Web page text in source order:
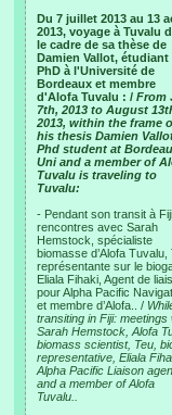
Du 7 juillet 2013 au 13
2013, voyage à Tuvalu
le cadre de sa thèse de
Damien Vallot, étudiant
PhD à l'Université de
Bordeaux et membre
d'Alofa Tuvalu : / From
7th, 2013 to August
2013, within the frame
his thesis Damien
Phd student at
Uni and a member of
Tuvalu is traveling to
Tuvalu:
- Pendant son transit à
rencontres avec Sarah
Hemstock, spécialiste
biomasse d’Alofa Tuvalu,
représentante sur le
Eliala Fihaki, Agent de
pour Alpha Pacific
et membre d’Alofa.. /
transiting in Fiji: meetings
Sarah Hemstock, Alofa
biomass scientist, Teu,
representative, Eliala
Alpha Pacific Liaison
and a member of Alofa
Tuvalu..